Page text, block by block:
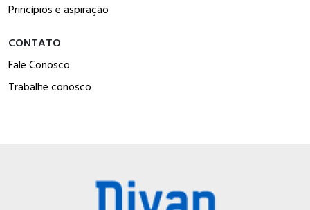
Princípios e aspiração
CONTATO
Fale Conosco
Trabalhe conosco